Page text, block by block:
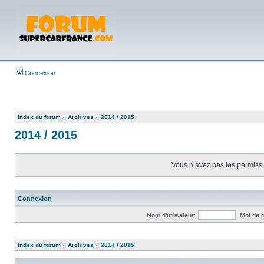
Connexion
Index du forum » Archives » 2014 / 2015
2014 / 2015
Vous n’avez pas les
Connexion
Nom d’utilisateur: Mot de
Index du forum » Archives » 2014 / 2015